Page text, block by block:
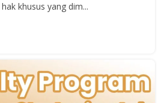
khusus yang dim...